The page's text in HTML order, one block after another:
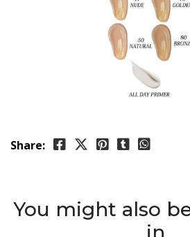
Share:
You might also